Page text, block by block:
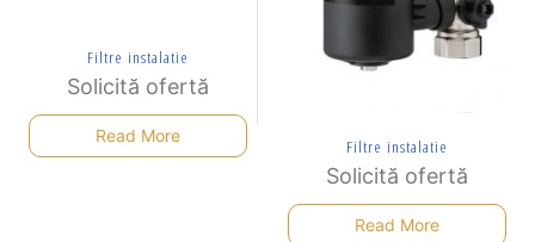
Filtre instalatie
Solicită ofertă
Read More
Filtre instalatie
Solicită ofertă
Read More